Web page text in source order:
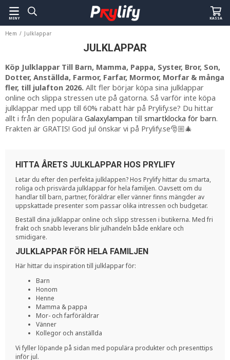
MENY KASSA
Hem / Julklappar
JULKLAPPAR
Köp Julklappar Till Barn, Mamma, Pappa, Syster, Bror, Son,
Dotter, Anställda, Farmor, Farfar, Mormor, Morfar & många
fler, till julafton 2026. Allt fler börjar köpa sina julklappar
online och slippa stressen ute på gatorna. Så varför inte köpa
julklappar med upp till 60% rabatt här på Prylify.se? Du hittar
allt i från den populära Galaxylampan till smartklocka för barn.
Frakten är GRATIS! God jul önskar vi på Prylify.se🎅🏼🎄
HITTA ÅRETS JULKLAPPAR HOS PRYLIFY
Letar du efter den perfekta julklappen? Hos Prylify hittar du smarta,
roliga och prisvärda julklappar för hela familjen. Oavsett om du
handlar till barn, partner, föräldrar eller vänner finns mängder av
uppskattade presenter som passar olika intressen och budgetar.
Beställ dina julklappar online och slipp stressen i butikerna. Med fri
frakt och snabb leverans blir julhandeln både enklare och
smidigare.
JULKLAPPAR FÖR HELA FAMILJEN
Här hittar du inspiration till julklappar för:
Barn
Honom
Henne
Mamma & pappa
Mor- och farföräldrar
Vänner
Kollegor och anställda
Vi fyller löpande på sidan med populära produkter och presenttips
inför jul.